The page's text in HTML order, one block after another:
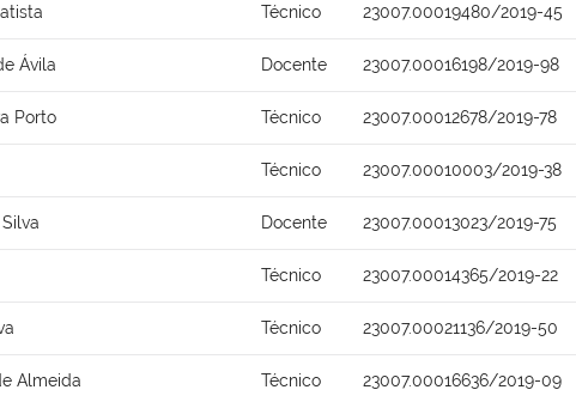
Técnico 23007.00019480/2019-45
Ávila Docente 23007.00016198/2019-98
Porto Técnico 23007.00012678/2019-78
Técnico 23007.00010003/2019-38
Docente 23007.00013023/2019-75
Técnico 23007.00014365/2019-22
Técnico 23007.00021136/2019-50
Almeida Técnico 23007.00016636/2019-09